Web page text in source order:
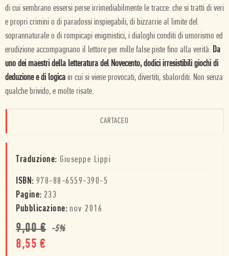
di cui sembrano essersi perse irrimediabilmente le tracce: che si tratti di veri
e propri crimini o di paradossi inspiegabili, di bizzarrie al limite del
soprannaturale o di rompicapi enigmistici, i dialoghi conditi di umorismo ed
erudizione accompagnano il lettore per mille false piste fino alla verità. Da
uno dei maestri della letteratura del Novecento, dodici irresistibili giochi di
deduzione e di logica in cui si viene provocati, divertiti, sbalorditi. Non senza
qualche brivido, e molte risate.
CARTACEO
Traduzione: Giuseppe Lippi
ISBN: 978-88-6559-390-5
Pagine: 233
Pubblicazione: nov 2016
9,00€ -5%
8,55 €